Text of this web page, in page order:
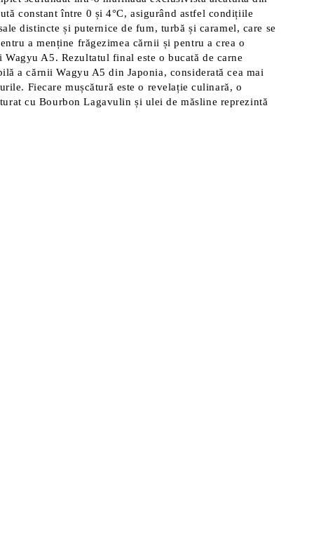
constant între 0 și 4°C, asigurând astfel condițiile
distincte și puternice de fum, turbă și caramel, care se
a menține frăgezimea cărnii și pentru a crea o
A5. Rezultatul final este o bucată de carne
a cărnii Wagyu A5 din Japonia, considerată cea mai
Fiecare mușcătură este o revelație culinară, o
cu Bourbon Lagavulin și ulei de măsline reprezintă